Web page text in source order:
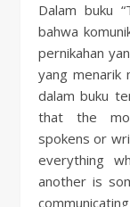
Dalam buku “The Mirages of Marriage” dituliskan
bahwa
pernikahan
yang menarik
dalam buku
that the
spokens or
everything
another is